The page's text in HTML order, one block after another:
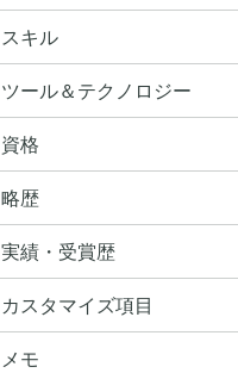
スキル
ツール＆テクノロジー
資格
略歴
実績・受賞歴
カスタマイズ項目
メモ